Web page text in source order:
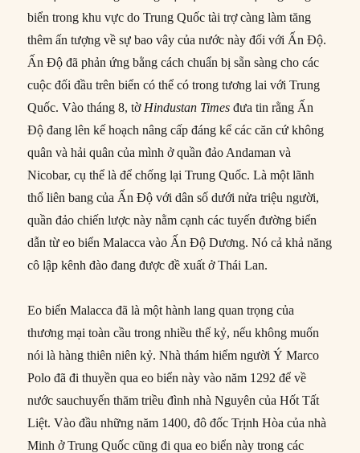
biển trong khu vực do Trung Quốc tài trợ càng làm tăng
thêm ấn tượng về sự bao vây của nước này đối với Ấn Độ.
Ấn Độ đã phản ứng bằng cách chuẩn bị sẵn sàng cho các
cuộc đối đầu trên biển có thể có trong tương lai với Trung
Quốc. Vào tháng 8, tờ Hindustan Times đưa tin rằng Ấn
Độ đang lên kế hoạch nâng cấp đáng kể các căn cứ không
quân và hải quân của mình ở quần đảo Andaman và
Nicobar, cụ thể là để chống lại Trung Quốc. Là một lãnh
thổ liên bang của Ấn Độ với dân số dưới nửa triệu người,
quần đảo chiến lược này nằm cạnh các tuyến đường biển
dẫn từ eo biển Malacca vào Ấn Độ Dương. Nó cả khả năng
cô lập kênh đào đang được đề xuất ở Thái Lan.
Eo biển Malacca đã là một hành lang quan trọng của
thương mại toàn cầu trong nhiều thế kỷ, nếu không muốn
nói là hàng thiên niên kỷ. Nhà thám hiểm người Ý Marco
Polo đã đi thuyền qua eo biển này vào năm 1292 để về
nước sauchuyến thăm triều đình nhà Nguyên của Hốt Tất
Liệt. Vào đầu những năm 1400, đô đốc Trịnh Hòa của nhà
Minh ở Trung Quốc cũng đi qua eo biển này trong các